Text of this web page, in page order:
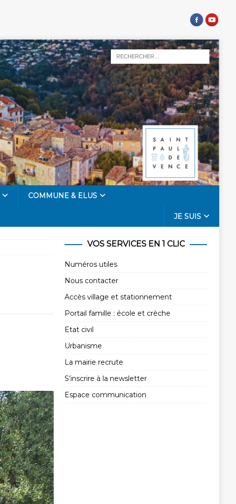
COMMUNE & ELUS
JE SUIS
VOS SERVICES EN 1 CLIC
Numéros utiles
Nous contacter
Accès village et stationnement
Portail famille : école et crèche
Etat civil
Urbanisme
La mairie recrute
S’inscrire à la newsletter
Espace communication